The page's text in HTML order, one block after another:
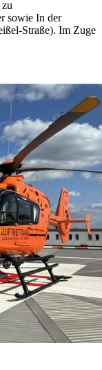
sowie In der
Straße). Im Zuge